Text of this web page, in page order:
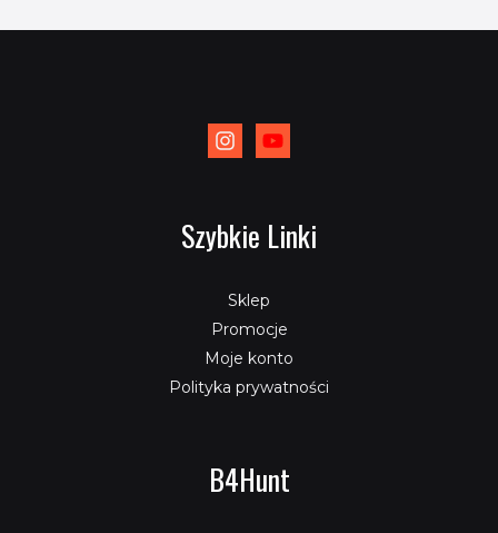
Szybkie Linki
Sklep
Promocje
Moje konto
Polityka prywatności
B4Hunt